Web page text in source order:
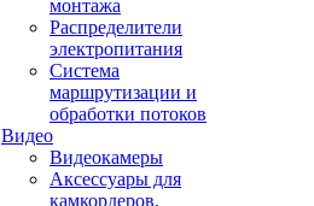
монтажа
Распределители
электропитания
Система
маршрутизации и
обработки потоков
Видео
Видеокамеры
Аксессуары для
камкордеров,